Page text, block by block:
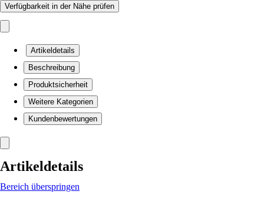
Verfügbarkeit in der Nähe prüfen
Artikeldetails
Beschreibung
Produktsicherheit
Weitere Kategorien
Kundenbewertungen
Artikeldetails
Bereich überspringen